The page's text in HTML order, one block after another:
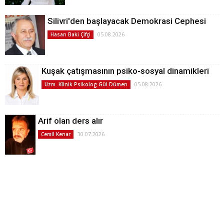
Silivri'den başlayacak Demokrasi Cephesi
Hasan Baki Çifçi 05.08.2026
Kuşak çatışmasının psiko-sosyal dinamikleri
Uzm. Klinik Psikolog Gül Dümen 05.08.2026
Arif olan ders alır
Cemil Kenar 30.07.2026